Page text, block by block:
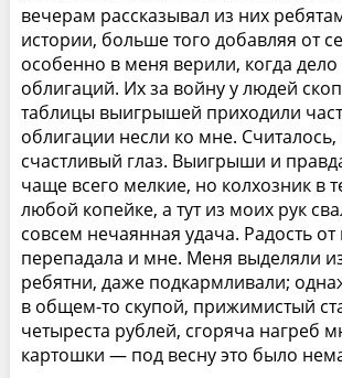
вечерам рассказывал из них
истории, больше того добавляя от
особенно в меня верили, когда дело
облигаций. Их за войну у людей
таблицы выигрышей приходили
облигации несли ко мне. Считалось,
счастливый глаз. Выигрыши и
чаще всего мелкие, но колхозник в
любой копейке, а тут из моих рук
совсем нечаянная удача. Радость
перепадала и мне. Меня выделяли
ребятни, даже подкармливали;
в общем-то скупой, прижимистый
четыреста рублей, сгоряча нагреб
картошки — под весну это было